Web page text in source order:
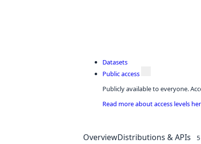
Datasets
Public access
Publicly available to everyone.
Read more about access levels
OverviewDistributions & APIs 5